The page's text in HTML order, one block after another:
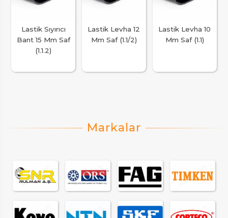
Lastik Sıyırıcı
Bant 15 Mm Saf
(1.1.2)
Lastik Levha 12
Mm Saf (1.1/2)
Lastik Levha 10
Mm Saf (1.1)